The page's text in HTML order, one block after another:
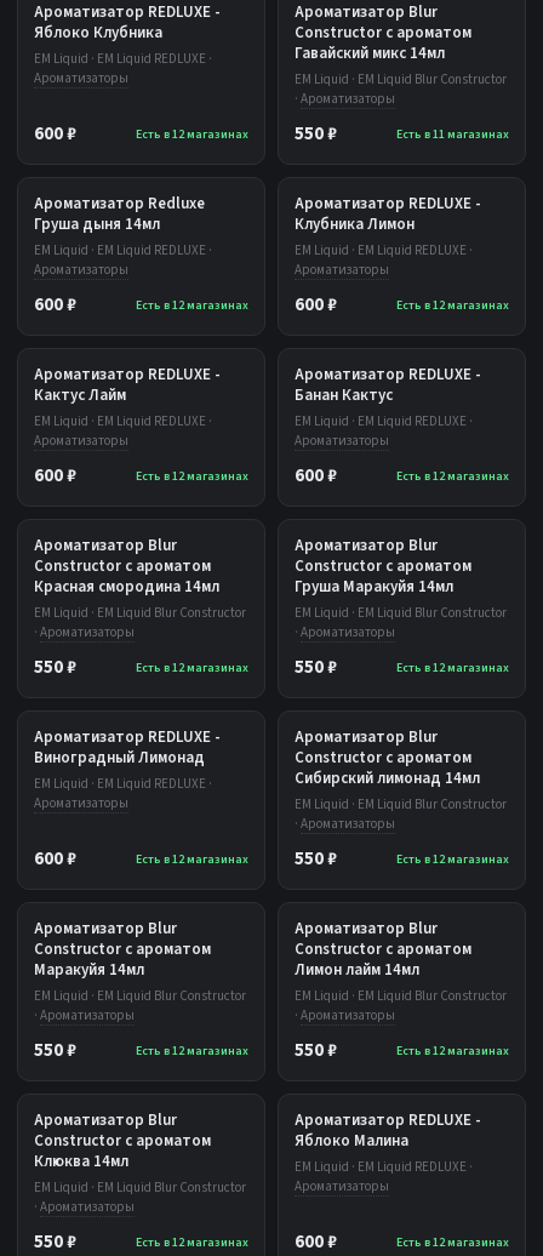
Ароматизатор REDLUXE -
Яблоко Клубника
EM Liquid · EM Liquid REDLUXE ·
Ароматизаторы
600 ₽ Есть в 12 магазинах
Ароматизатор Blur
Constructor с ароматом
Гавайский микс 14мл
EM Liquid · EM Liquid Blur Constructor
· Ароматизаторы
550 ₽ Есть в 11 магазинах
Ароматизатор Redluxe
Груша дыня 14мл
EM Liquid · EM Liquid REDLUXE ·
Ароматизаторы
600 ₽ Есть в 12 магазинах
Ароматизатор REDLUXE -
Клубника Лимон
EM Liquid · EM Liquid REDLUXE ·
Ароматизаторы
600 ₽ Есть в 12 магазинах
Ароматизатор REDLUXE -
Кактус Лайм
EM Liquid · EM Liquid REDLUXE ·
Ароматизаторы
600 ₽ Есть в 12 магазинах
Ароматизатор REDLUXE -
Банан Кактус
EM Liquid · EM Liquid REDLUXE ·
Ароматизаторы
600 ₽ Есть в 12 магазинах
Ароматизатор Blur
Constructor с ароматом
Красная смородина 14мл
EM Liquid · EM Liquid Blur Constructor
· Ароматизаторы
550 ₽ Есть в 12 магазинах
Ароматизатор Blur
Constructor с ароматом
Груша Маракуйя 14мл
EM Liquid · EM Liquid Blur Constructor
· Ароматизаторы
550 ₽ Есть в 12 магазинах
Ароматизатор REDLUXE -
Виноградный Лимонад
EM Liquid · EM Liquid REDLUXE ·
Ароматизаторы
600 ₽ Есть в 12 магазинах
Ароматизатор Blur
Constructor с ароматом
Сибирский лимонад 14мл
EM Liquid · EM Liquid Blur Constructor
· Ароматизаторы
550 ₽ Есть в 12 магазинах
Ароматизатор Blur
Constructor с ароматом
Маракуйя 14мл
EM Liquid · EM Liquid Blur Constructor
· Ароматизаторы
550 ₽ Есть в 12 магазинах
Ароматизатор Blur
Constructor с ароматом
Лимон лайм 14мл
EM Liquid · EM Liquid Blur Constructor
· Ароматизаторы
550 ₽ Есть в 12 магазинах
Ароматизатор Blur
Constructor с ароматом
Клюква 14мл
EM Liquid · EM Liquid Blur Constructor
· Ароматизаторы
550 ₽ Есть в 12 магазинах
Ароматизатор REDLUXE -
Яблоко Малина
EM Liquid · EM Liquid REDLUXE ·
Ароматизаторы
600 ₽ Есть в 12 магазинах